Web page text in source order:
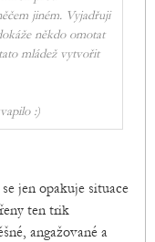
jiném. Vyjadřuji
někdo omotat
mládež vytvořit
:)
jen opakuje situace
ten trik
angažované a